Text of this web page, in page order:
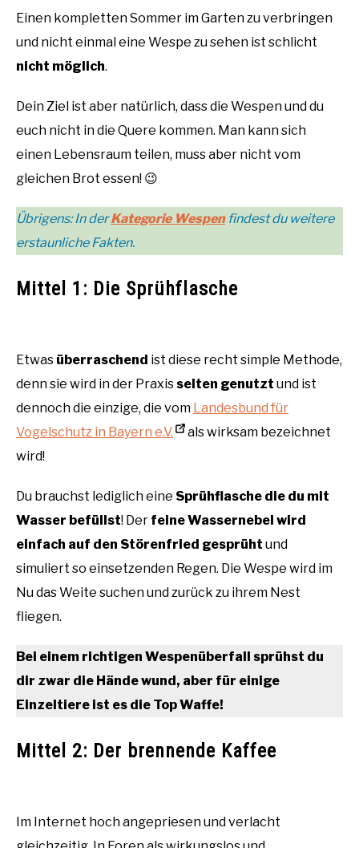
Einen kompletten Sommer im Garten zu verbringen
und nicht einmal eine Wespe zu sehen ist schlicht
nicht möglich.
Dein Ziel ist aber natürlich, dass die Wespen und du
euch nicht in die Quere kommen. Man kann sich
einen Lebensraum teilen, muss aber nicht vom
gleichen Brot essen! 😉
Übrigens: In derKategorie Wespenfindest du weitere
erstaunliche Fakten.
Mittel 1: Die Sprühflasche
Etwas überraschend ist diese recht simple Methode,
denn sie wird in der Praxisselten genutzt und ist
dennoch die einzige, die vom Landesbund für
Vogelschutz in Bayern e.V.
als wirksam bezeichnet
wird!
Du brauchst lediglich eine Sprühflasche die du mit
Wasser befüllst! Der feine Wassernebel wird
einfach auf den Störenfried gesprüht und
simuliert so einsetzenden Regen. Die Wespe wird im
Nu das Weite suchen und zurück zu ihrem Nest
fliegen.
Bei einem richtigen Wespenüberfall sprühst du
dir zwar die Hände wund, aber für einige
Einzeltiere ist es die Top Waffe!
Mittel 2: Der brennende Kaffee
Im Internet hoch angepriesen und verlacht